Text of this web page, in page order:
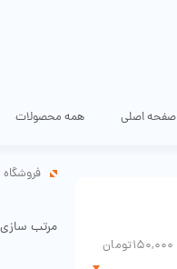
صفحه اصلی همه محصولات
150,000تومان
فروشگاه
مرتب